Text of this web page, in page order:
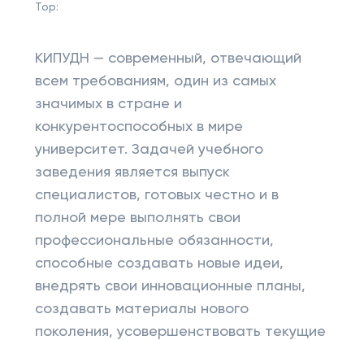
Top:
КИПУДН — современный, отвечающий
всем требованиям, один из самых
значимых в стране и
конкурентоспособных в мире
университет. Задачей учебного
заведения является выпуск
специалистов, готовых честно и в
полной мере выполнять свои
профессиональные обязанности,
способные создавать новые идеи,
внедрять свои инновационные планы,
создавать материалы нового
поколения, усовершенствовать текущие